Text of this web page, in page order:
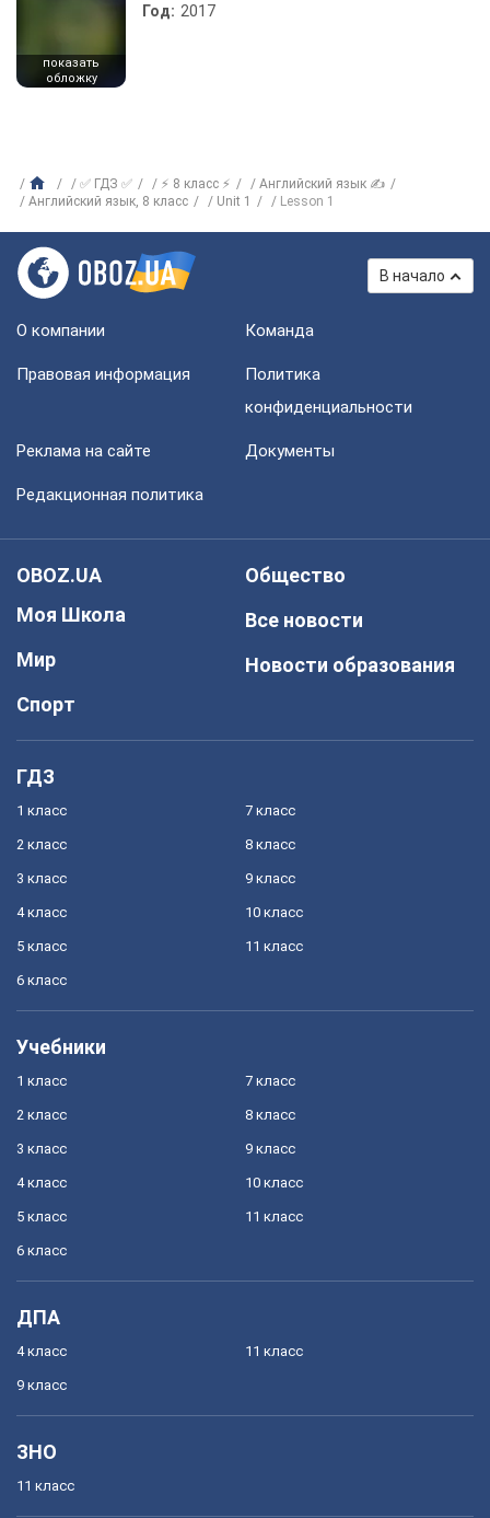
показать
обложку
Год: 2017
✅ ГДЗ ✅ ⚡ 8 класс ⚡
Английский язык ✍
Английский язык, 8 класс
Unit 1 Lesson 1
В начало
О компании Команда
Правовая информация
Политика
конфиденциальности
Реклама на сайте Документы
Редакционная политика
OBOZ.UA
Моя Школа
Мир
Спорт
Общество
Все новости
Новости образования
ГДЗ
1 класс
2 класс
3 класс
4 класс
5 класс
6 класс
7 класс
8 класс
9 класс
10 класс
11 класс
Учебники
1 класс
2 класс
3 класс
4 класс
5 класс
6 класс
7 класс
8 класс
9 класс
10 класс
11 класс
ДПА
4 класс
9 класс
11 класс
ЗНО
11 класс